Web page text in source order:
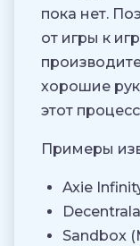
пока нет.
от игры к
хорошие
этот
Примеры
Axie
Sandbox